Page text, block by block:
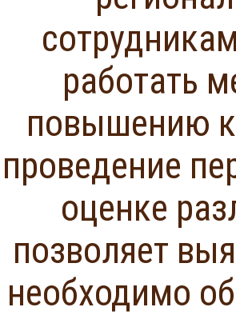
работать
повышению
проведение
оценке
позволяет
необходимо